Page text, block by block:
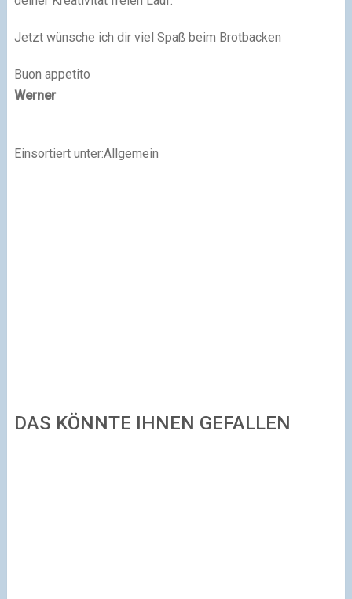
Jetzt wünsche ich dir viel Spaß beim Brotbacken
Buon appetito
Werner
Einsortiert unter:Allgemein
DAS KÖNNTE IHNEN GEFALLEN